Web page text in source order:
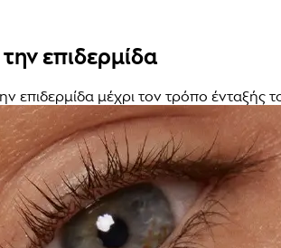
επιδερμίδα
μέχρι τον τρόπο ένταξής